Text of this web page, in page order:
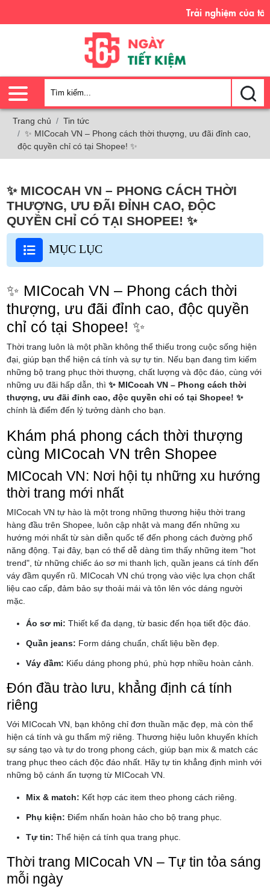
Trải nghiệm của tôi - Sự
Trang chủ
Tin tức
✨ MICocah VN – Phong cách thời thượng, ưu đãi đỉnh cao,
độc quyền chỉ có tại Shopee! ✨
✨ MICOCAH VN – PHONG CÁCH THỜI
THƯỢNG, ƯU ĐÃI ĐỈNH CAO, ĐỘC
QUYỀN CHỈ CÓ TẠI SHOPEE! ✨
MỤC LỤC
✨ MICocah VN – Phong cách thời
thượng, ưu đãi đỉnh cao, độc quyền
chỉ có tại Shopee! ✨
Thời trang luôn là một phần không thể thiếu trong cuộc sống hiện
đại, giúp bạn thể hiện cá tính và sự tự tin. Nếu bạn đang tìm kiếm
những bộ trang phục thời thượng, chất lượng và độc đáo, cùng với
những ưu đãi hấp dẫn, thì✨ MICocah VN – Phong cách thời
thượng, ưu đãi đỉnh cao, độc quyền chỉ có tại Shopee! ✨
chính là điểm đến lý tưởng dành cho bạn.
Khám phá phong cách thời thượng
cùng MICocah VN trên Shopee
MICocah VN: Nơi hội tụ những xu hướng
thời trang mới nhất
MICocah VN tự hào là một trong những thương hiệu thời trang
hàng đầu trên Shopee, luôn cập nhật và mang đến những xu
hướng mới nhất từ sàn diễn quốc tế đến phong cách đường phố
năng động. Tại đây, bạn có thể dễ dàng tìm thấy những item "hot
trend", từ những chiếc áo sơ mi thanh lịch, quần jeans cá tính đến
váy đầm quyến rũ. MICocah VN chú trọng vào việc lựa chọn chất
liệu cao cấp, đảm bảo sự thoải mái và tôn lên vóc dáng người
mặc.
Áo sơ mi: Thiết kế đa dạng, từ basic đến họa tiết độc đáo.
Quần jeans: Form dáng chuẩn, chất liệu bền đẹp.
Váy đầm: Kiểu dáng phong phú, phù hợp nhiều hoàn cảnh.
Đón đầu trào lưu, khẳng định cá tính
riêng
Với MICocah VN, bạn không chỉ đơn thuần mặc đẹp, mà còn thể
hiện cá tính và gu thẩm mỹ riêng. Thương hiệu luôn khuyến khích
sự sáng tạo và tự do trong phong cách, giúp bạn mix & match các
trang phục theo cách độc đáo nhất. Hãy tự tin khẳng định mình với
những bộ cánh ấn tượng từ MICocah VN.
Mix & match: Kết hợp các item theo phong cách riêng.
Phụ kiện: Điểm nhấn hoàn hảo cho bộ trang phục.
Tự tin: Thể hiện cá tính qua trang phục.
Thời trang MICocah VN – Tự tin tỏa sáng
mỗi ngày